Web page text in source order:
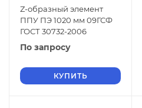
Z-образный элемент
ППУ ПЭ 1020 мм 09ГСФ
ГОСТ 30732-2006
По запросу
КУПИТЬ